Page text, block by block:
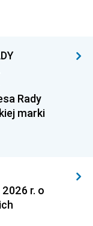
Rady
marki
2026 r. o